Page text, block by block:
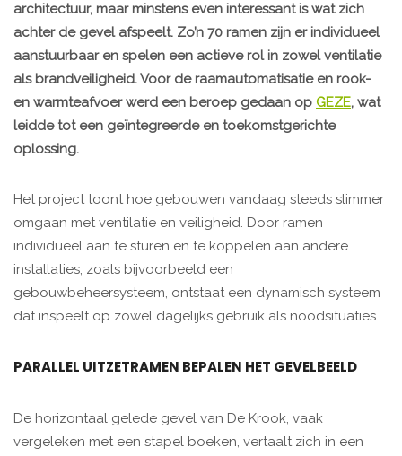
architectuur, maar minstens even interessant is wat zich
achter de gevel afspeelt. Zo’n 70 ramen zijn er individueel
aanstuurbaar en spelen een actieve rol in zowel ventilatie
als brandveiligheid. Voor de raamautomatisatie en rook-
en warmteafvoer werd een beroep gedaan op GEZE, wat
leidde tot een geïntegreerde en toekomstgerichte
oplossing.
Het project toont hoe gebouwen vandaag steeds slimmer
omgaan met ventilatie en veiligheid. Door ramen
individueel aan te sturen en te koppelen aan andere
installaties, zoals bijvoorbeeld een
gebouwbeheersysteem, ontstaat een dynamisch systeem
dat inspeelt op zowel dagelijks gebruik als noodsituaties.
PARALLEL UITZETRAMEN BEPALEN HET GEVELBEELD
De horizontaal gelede gevel van De Krook, vaak
vergeleken met een stapel boeken, vertaalt zich in een